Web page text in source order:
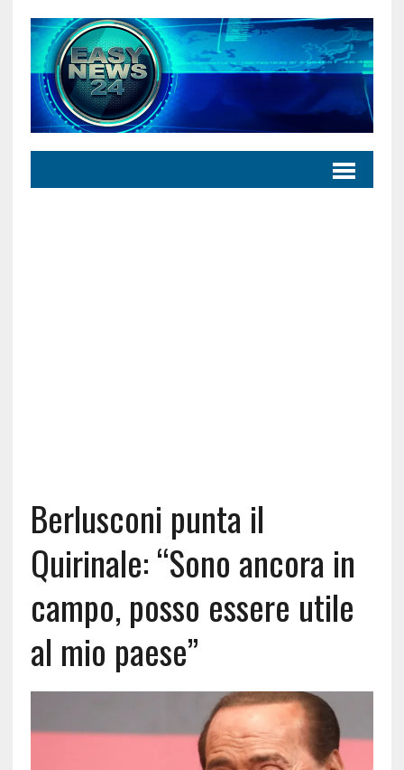
Berlusconi punta il
Quirinale: “Sono ancora in
campo, posso essere utile
al mio paese”